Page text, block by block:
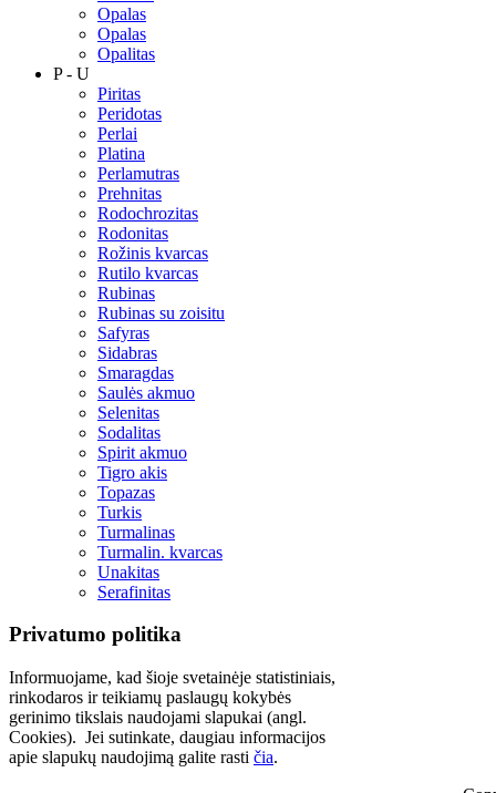
Opalas
Opalas
Opalitas
P - U
Piritas
Peridotas
Perlai
Platina
Perlamutras
Prehnitas
Rodochrozitas
Rodonitas
Rožinis kvarcas
Rutilo kvarcas
Rubinas
Rubinas su zoisitu
Safyras
Sidabras
Smaragdas
Saulės akmuo
Selenitas
Sodalitas
Spirit akmuo
Tigro akis
Topazas
Turkis
Turmalinas
Turmalin. kvarcas
Unakitas
Serafinitas
Privatumo politika
Informuojame, kad šioje svetainėje statistiniais,
rinkodaros ir teikiamų paslaugų kokybės
gerinimo tikslais naudojami slapukai (angl.
Cookies). Jei sutinkate, daugiau informacijos
apie slapukų naudojimą galite rasti čia.